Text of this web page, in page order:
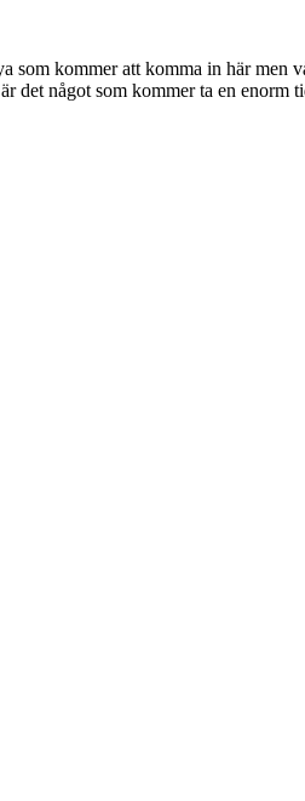
som kommer att komma in här men
det något som kommer ta en enorm